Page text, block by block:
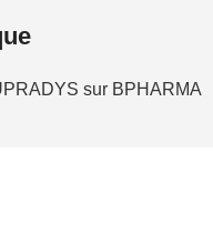
sur BPHARMA